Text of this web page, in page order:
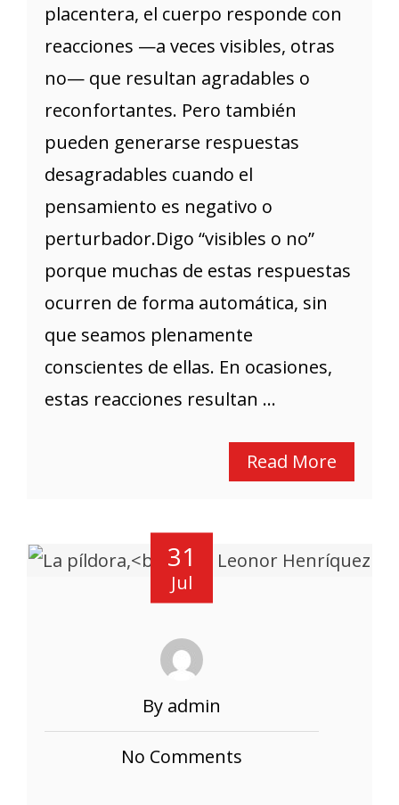
placentera, el cuerpo responde con
reacciones —a veces visibles, otras
no— que resultan agradables o
reconfortantes. Pero también
pueden generarse respuestas
desagradables cuando el
pensamiento es negativo o
perturbador.Digo “visibles o no”
porque muchas de estas respuestas
ocurren de forma automática, sin
que seamos plenamente
conscientes de ellas. En ocasiones,
estas reacciones resultan ...
Read More
31
Jul
By admin
No Comments